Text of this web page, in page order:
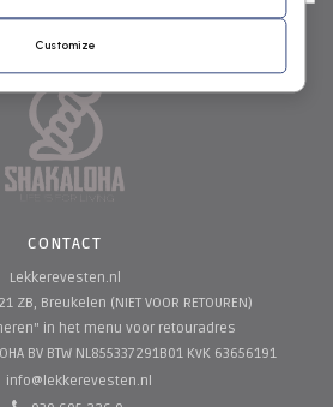
CONTACT
Lekkerevesten.nl
ZB, Breukelen (NIET VOOR RETOUREN)
in het menu voor retouradres
BV BTW NL855337291B01 KvK 63656191
info@lekkerevesten.nl
Customize